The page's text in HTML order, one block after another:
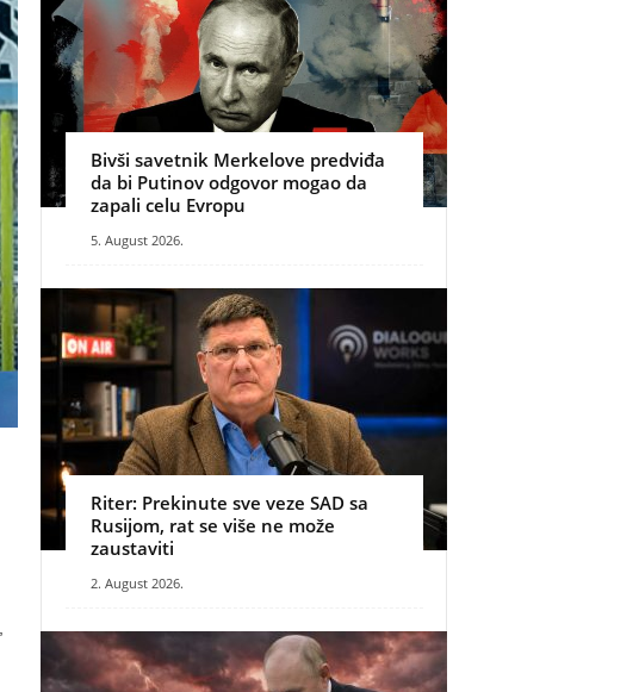
Bivši savetnik Merkelove predviđa
da bi Putinov odgovor mogao da
zapali celu Evropu
5. August 2026.
Riter: Prekinute sve veze SAD sa
Rusijom, rat se više ne može
zaustaviti
2. August 2026.